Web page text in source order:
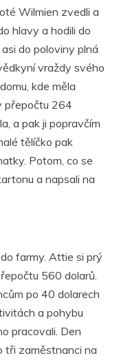
Wilmien zvedli a
hlavy a hodili do
do poloviny plná
vraždy svého
kde měla
přepočtu 264
a pak ji popravčím
tělíčko pak
Potom, co se
a napsali na
farmy. Attie si prý
560 dolarů.
po 40 dolarech
a pohybu
pracovali. Den
tři zaměstnanci na